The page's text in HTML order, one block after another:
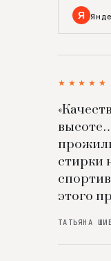
Я
★★★★★
стирки
этого
ТАТЬЯНА